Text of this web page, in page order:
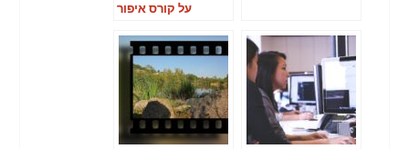
על קורס איפור